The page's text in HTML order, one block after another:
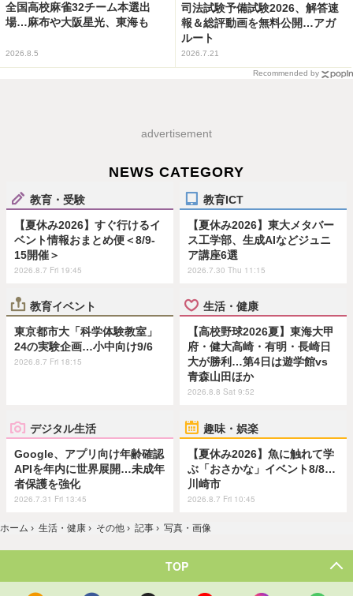
全国高校麻雀32チーム本選出
場…麻布や大阪星光、東海も
2026.8.5
司法試験予備試験2026、解答速
報＆総評動画を無料公開…アガ
ルート
2026.7.21
Recommended by
advertisement
NEWS CATEGORY
教育・受験
【夏休み2026】すぐ行けるイ
ベント情報おまとめ便＜8/9-
15開催＞
2026.8.7 Fri 19:45
教育ICT
【夏休み2026】東大メタバー
ス工学部、生成AIなどジュニ
ア講座6選
2026.7.30 Thu 11:15
教育イベント
東京都市大「科学体験教室」
24の実験企画…小中向け9/6
2026.8.7 Fri 18:15
生活・健康
【高校野球2026夏】東海大甲
府・健大高崎・有明・長崎日
大が勝利…第4日は遊学館vs
青森山田ほか
2026.8.8 Sat 9:52
デジタル生活
Google、アプリ向け年齢確認
APIを年内に世界展開…未成年
者保護を強化
2026.7.31 Fri 13:45
趣味・娯楽
【夏休み2026】魚に触れて学
ぶ「おさかな」イベント8/8…
川崎市
2026.8.7 Fri 10:45
ホーム › 生活・健康 › その他 › 記事 › 写真・画像
TOP